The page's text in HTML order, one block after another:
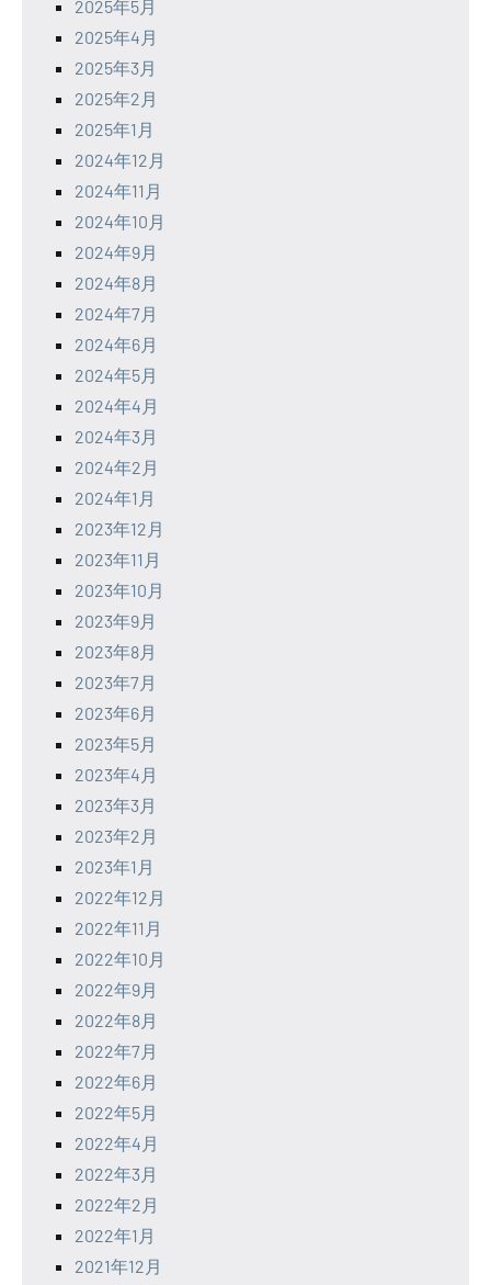
2025年5月
2025年4月
2025年3月
2025年2月
2025年1月
2024年12月
2024年11月
2024年10月
2024年9月
2024年8月
2024年7月
2024年6月
2024年5月
2024年4月
2024年3月
2024年2月
2024年1月
2023年12月
2023年11月
2023年10月
2023年9月
2023年8月
2023年7月
2023年6月
2023年5月
2023年4月
2023年3月
2023年2月
2023年1月
2022年12月
2022年11月
2022年10月
2022年9月
2022年8月
2022年7月
2022年6月
2022年5月
2022年4月
2022年3月
2022年2月
2022年1月
2021年12月